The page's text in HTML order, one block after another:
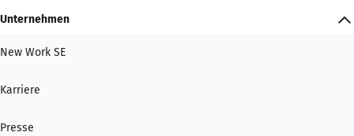
Unternehmen
New Work SE
Karriere
Presse